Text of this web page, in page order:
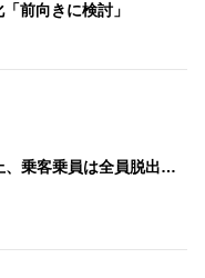
前向きに検討」
、乗客乗員は全員脱出…